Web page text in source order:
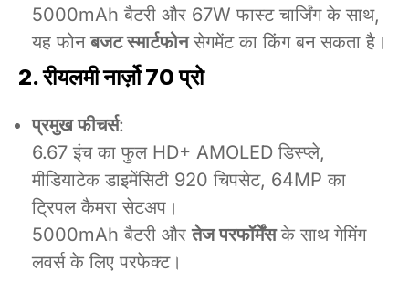
5000mAh बैटरी और 67W फास्ट चार्जिंग के साथ,
यह फोनबजट स्मार्टफोनसेगमेंट का किंग बन सकता है।
2. रीयलमी नार्ज़ो 70 प्रो
प्रमुख फीचर्स:
6.67 इंच का फुल HD+ AMOLED डिस्प्ले,
मीडियाटेक डाइमेंसिटी 920 चिपसेट, 64MP का
ट्रिपल कैमरा सेटअप।
5000mAh बैटरी औरतेज परफॉर्मेंसके साथ गेमिंग
लवर्स के लिए परफेक्ट।